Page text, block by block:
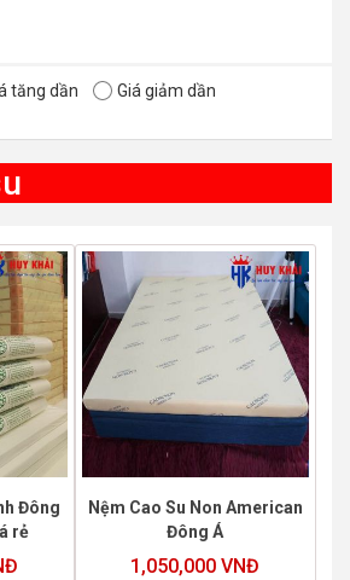
tăng dần Giá giảm dần
Đông
rẻ
Nệm Cao Su Non American
Đông Á
1,050,000 VNĐ